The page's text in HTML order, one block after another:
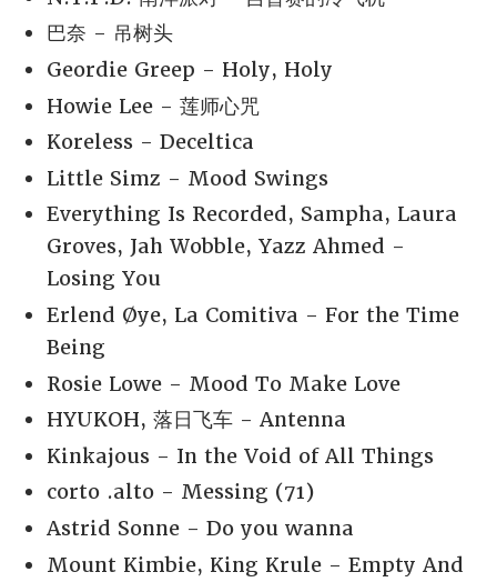
巴奈 - 吊树头
Geordie Greep - Holy, Holy
Howie Lee - 莲师心咒
Koreless - Deceltica
Little Simz - Mood Swings
Everything Is Recorded, Sampha, Laura
Groves, Jah Wobble, Yazz Ahmed -
Losing You
Erlend Øye, La Comitiva - For the Time
Being
Rosie Lowe - Mood To Make Love
HYUKOH, 落日飞车 - Antenna
Kinkajous - In the Void of All Things
corto .alto - Messing (71)
Astrid Sonne - Do you wanna
Mount Kimbie, King Krule - Empty And